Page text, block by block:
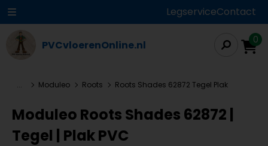
LegserviceContact
PVCvloerenOnline.nl 0
... Moduleo Roots Roots Shades 62872 Tegel Plak
Moduleo Roots Shades 62872 |
Tegel | Plak PVC